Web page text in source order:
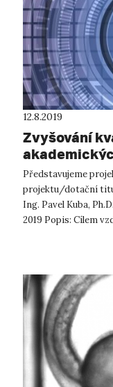
12.8.2019
Zvyšování
technologií
Představujeme
projektu/dotační
Ing. Pavel Kuba,
2019 Popis: Cílem